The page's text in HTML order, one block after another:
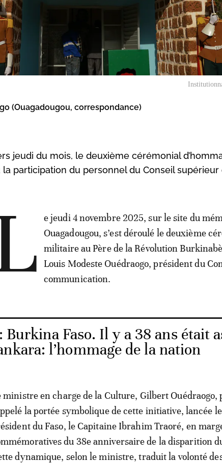
(Ouagadougou, correspondance)
jeudi du mois, le deuxième cérémonial
la participation du personnel du Conseil
e jeudi 4 novembre 2025, sur le site du
Ouagadougou, s’est déroulé le deuxième
militaire au Père de la Révolution
Louis Modeste Ouédraogo, président du
communication.
Burkina Faso. Il y a 38 ans était
l’hommage de la nation
ministre en charge de la Culture, Gilbert Ouédraogo,
la portée symbolique de cette initiative, lancée
du Faso, le Capitaine Ibrahim Traoré, en
du 38e anniversaire de la disparition
dynamique, selon le ministre, traduit la volonté